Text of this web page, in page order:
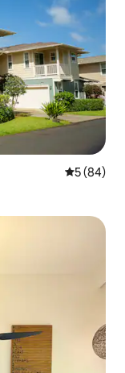
5 (84)